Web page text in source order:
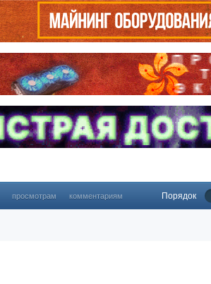
просмотрам комментариям Порядок